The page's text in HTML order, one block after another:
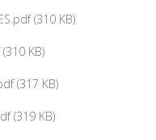
(310 KB)
KB)
(317 KB)
(319 KB)